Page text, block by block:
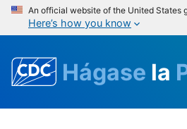
An official website of the United States
Here’s how you know
Hágase la